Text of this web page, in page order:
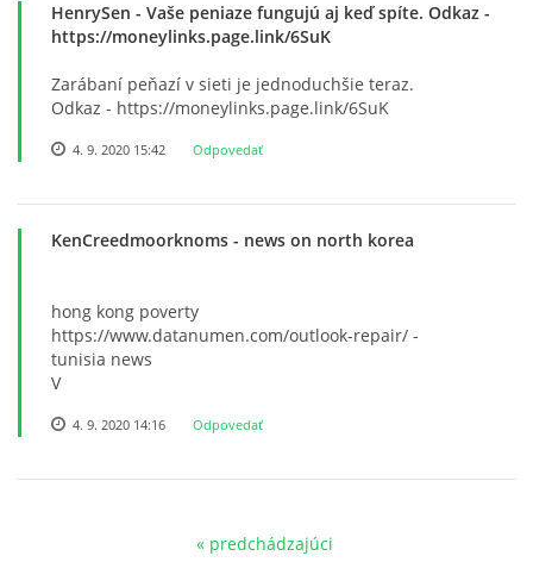
HenrySen - Vaše peniaze fungujú aj keď spíte. Odkaz -
https://moneylinks.page.link/6SuK
Zarábaní peňazí v sieti je jednoduchšie teraz.
Odkaz - https://moneylinks.page.link/6SuK
4. 9. 2020 15:42 Odpovedať
KenCreedmoorknoms - news on north korea
hong kong poverty
https://www.datanumen.com/outlook-repair/ -
tunisia news
V
4. 9. 2020 14:16 Odpovedať
« predchádzajúci